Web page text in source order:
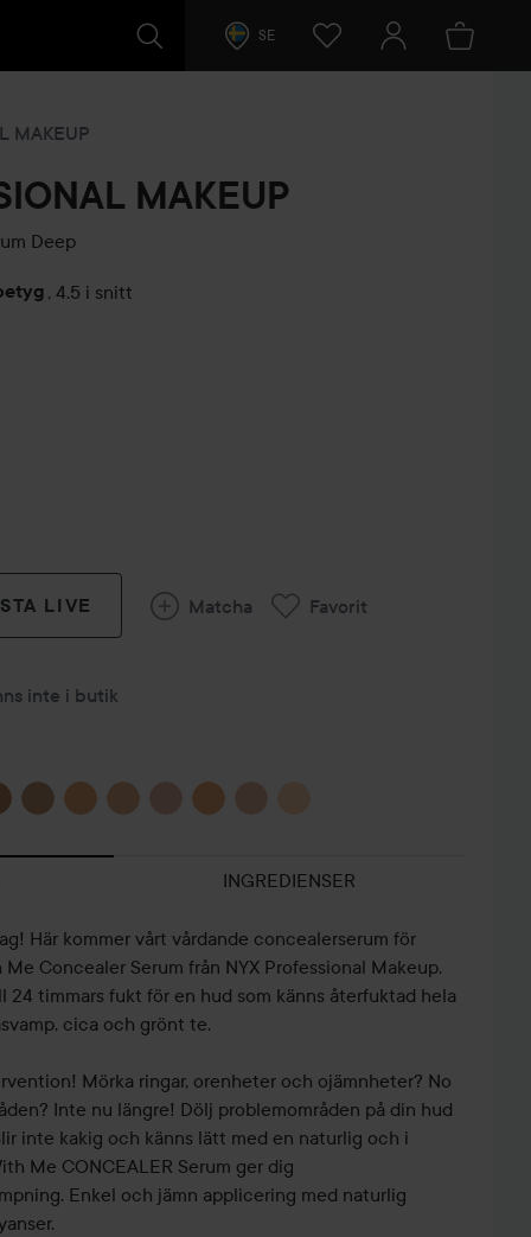
SE
MAKEUP
MAKEUP
Deep
, 4.5 i snitt
LIVE Matcha Favorit
inte i butik
INGREDIENSER
Här kommer vårt vårdande concealerserum för
Concealer Serum från NYX Professional Makeup.
24 timmars fukt för en hud som känns återfuktad hela
cica och grönt te.
Mörka ringar, orenheter och ojämnheter? No
Inte nu längre! Dölj problemområden på din hud
inte kakig och känns lätt med en naturlig och i
Me CONCEALER Serum ger dig
Enkel och jämn applicering med naturlig